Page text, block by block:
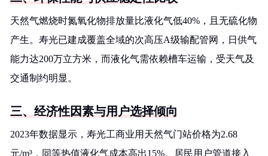
天然气燃烧时氮氧化物排放量比液化气低40%，且无硫化物
产生。寿光已建成覆盖全域的次高压A级输配管网，日供气
能力达200万立方米，而液化气需依赖槽车运输，受天气及
交通制约明显。
三、经济性因素与用户选择倾向
2023年数据显示，寿光工商业用天然气门站价格为2.68
元/m³，同等热值液化气成本高出15%。居民用户管道接入